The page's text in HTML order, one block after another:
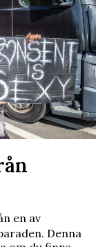
en av
Denna